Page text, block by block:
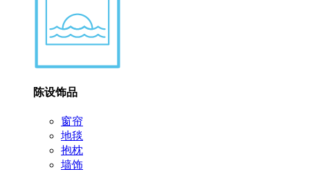
陈设饰品
窗帘
地毯
抱枕
墙饰